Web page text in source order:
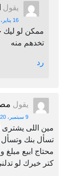
يقول
16 يناير، 2022 الساعة 3:36 م
ممكن لو ليك
تخدهم منه
رد
يقول
9 سبتمبر، 2020 الساعة 7:00 م
مين اللى يشترى
تسأل بنك
محتاج ابيع
كتر خيرك لو